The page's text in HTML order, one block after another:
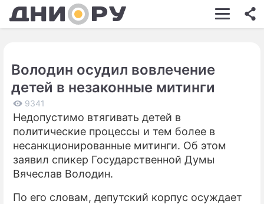
ШОУ-БИЗНЕС
КИНО
ЗДОРОВЬЕ
ЭКОНОМИКА
ПРОИСШЕСТВИЯ
Володин осудил вовлечение
детей в незаконные митинги
9341
Недопустимо втягивать детей в
политические процессы и тем более в
несанкционированные митинги. Об этом
заявил спикер Государственной Думы
Вячеслав Володин.
По его словам, депутский корпус осуждает